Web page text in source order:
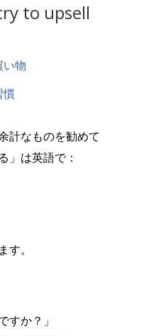
to upsell
い物
慣
計なものを勧めて
」は英語で：
。
すか？」